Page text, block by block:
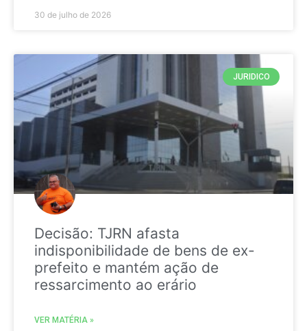
30 de julho de 2026
JURIDICO
Decisão: TJRN afasta
indisponibilidade de bens de ex-
prefeito e mantém ação de
ressarcimento ao erário
VER MATÉRIA »